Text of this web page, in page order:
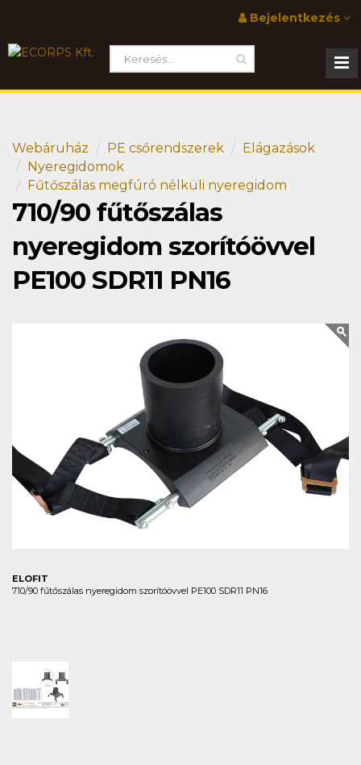
Bejelentkezés
Webáruház PE csőrendszerek
Elágazások
Nyeregidomok
Fűtőszálas megfúró nélküli nyeregidom
710/90 fűtőszálas
nyeregidom szorítóövvel
PE100 SDR11 PN16
ELOFIT
710/90 fűtőszálas nyeregidom szorítóövvel PE100 SDR11 PN16